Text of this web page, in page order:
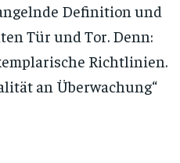
Definition und
Tür und Tor. Denn:
Richtlinien.
an Überwachung“